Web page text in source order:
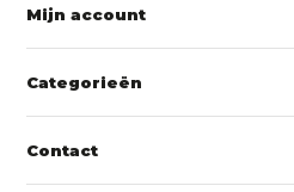
Mijn account
Categorieën
Contact